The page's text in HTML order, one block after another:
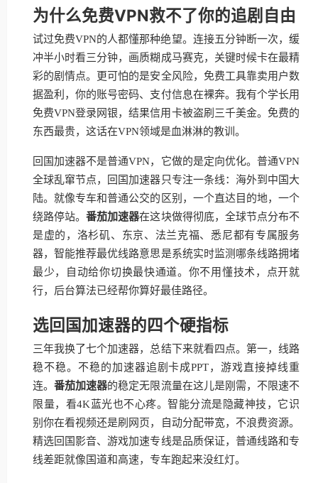
为什么免费VPN救不了你的追剧自由
试过免费VPN的人都懂那种绝望。连接五分钟断一次，缓
冲半小时看三分钟，画质糊成马赛克，关键时候卡在最精
彩的剧情点。更可怕的是安全风险，免费工具靠卖用户数
据盈利，你的账号密码、支付信息在裸奔。我有个学长用
免费VPN登录网银，结果信用卡被盗刷三千美金。免费的
东西最贵，这话在VPN领域是血淋淋的教训。
回国加速器不是普通VPN，它做的是定向优化。普通VPN
全球乱窜节点，回国加速器只专注一条线：海外到中国大
陆。就像专车和普通公交的区别，一个直达目的地，一个
绕路停站。番茄加速器在这块做得彻底，全球节点分布不
是虚的，洛杉矶、东京、法兰克福、悉尼都有专属服务
器，智能推荐最优线路意思是系统实时监测哪条线路拥堵
最少，自动给你切换最快通道。你不用懂技术，点开就
行，后台算法已经帮你算好最佳路径。
选回国加速器的四个硬指标
三年我换了七个加速器，总结下来就看四点。第一，线路
稳不稳。不稳的加速器追剧卡成PPT，游戏直接掉线重
连。番茄加速器的稳定无限流量在这儿是刚需，不限速不
限量，看4K蓝光也不心疼。智能分流是隐藏神技，它识
别你在看视频还是刷网页，自动分配带宽，不浪费资源。
精选回国影音、游戏加速专线是品质保证，普通线路和专
线差距就像国道和高速，专车跑起来没红灯。